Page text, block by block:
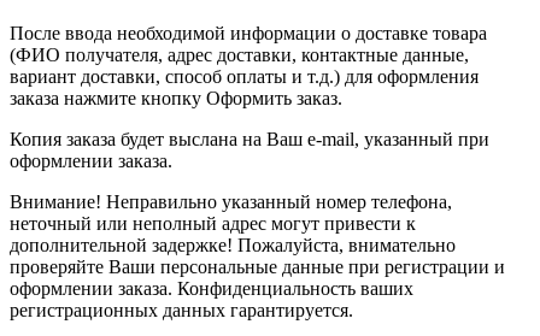
После ввода необходимой информации о доставке товара
(ФИО получателя, адрес доставки, контактные данные,
вариант доставки, способ оплаты и т.д.) для оформления
заказа нажмите кнопку Оформить заказ.
Копия заказа будет выслана на Ваш e-mail, указанный при
оформлении заказа.
Внимание! Неправильно указанный номер телефона,
неточный или неполный адрес могут привести к
дополнительной задержке! Пожалуйста, внимательно
проверяйте Ваши персональные данные при регистрации и
оформлении заказа. Конфиденциальность ваших
регистрационных данных гарантируется.